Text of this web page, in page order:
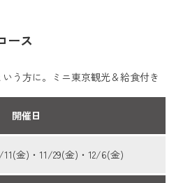
ース
う方に。ミニ東京観光＆給食付き
開催日
金)・11/29(金)・12/6(金)